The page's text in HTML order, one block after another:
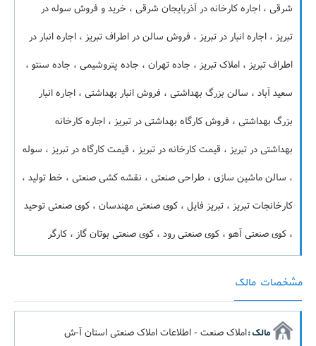
شرقی ، اجاره کارخانه در آذربایجان شرقی ، خرید و فروش سوله در
تبریز ، اجاره انبار در تبریز ، فروش سالن در اطراف تبریز ، اجاره انبار در
اطراف تبریز ، املاک تبریز ، جاده تهران ، جاده پتروشیمی ، جاده سنتو ،
سعید آباد ، سالن بزرگ بهداشتی ، فروش انبار بهداشتی ، اجاره انبار
بزرگ بهداشتی ، فروش کارگاه بهداشتی در تبریز ، اجاره کارخانه
بهداشتی در تبریز ، قیمت کارخانه در تبریز ، قیمت کارگاه در تبریز ، سوله
، سالن ماشین سازی ، طراحی صنعتی ، نقشه کشی صنعتی ، خط تولید ،
کارخانجات تبریز ، تبریز فایل ، کوی صنعتی مهندسان ، کوی صنعتی توحید
، کوی صنعتی آهو ، کوی صنعتی رود ، کوی صنعتی بوتان گاز ، کارگر
مشخصات مالک
مالک :املاک صنعت - اطلاعات املاک صنعتی استان آ-ش